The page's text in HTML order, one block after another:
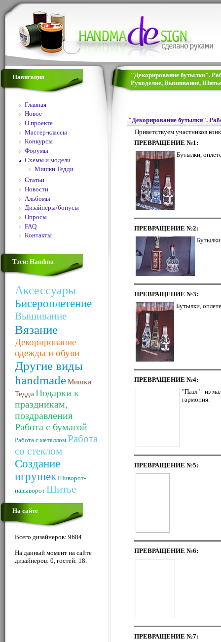
Навигация
Главная
Новое
О проекте
Мастер-классы
Конкурсы
Форумы
Схемы и модели
Мишки Тедди
Статьи
Новости
Альбомы
Дизайнеры/бонусы
Опросы
FAQ
Контакты
Тэги: Handma
Аксессуары
Бисероплетение
Вышивание
Вязание
Декорирование
одежды и обуви
Другие виды
handmadeМишки
ТеддиПодарки к
праздникам,
поздравления
Работа с бумагой
Работа с металлом Работа
со стеклом
Создание
игрушек Шиворот-
навыворот Шитье
На сайте
Всего дизайнеров: 9684
На данный момент на сайте
дизайнеров: 0, гостей: 18.
"Декорирование бутылки".
Рукоделие, Вышивание,
"Декорирование бутылки".
Приветствуем участников
ПРЕВРАЩЕНИЕ №1:
Бутылки,
ПРЕВРАЩЕНИЕ №2:
ПРЕВРАЩЕНИЕ №3:
Бутылки,
ПРЕВРАЩЕНИЕ №4:
"Пазл" - из
гармония.
ПРЕВРАЩЕНИЕ №5:
ПРЕВРАЩЕНИЕ №6:
ПРЕВРАЩЕНИЕ №7: